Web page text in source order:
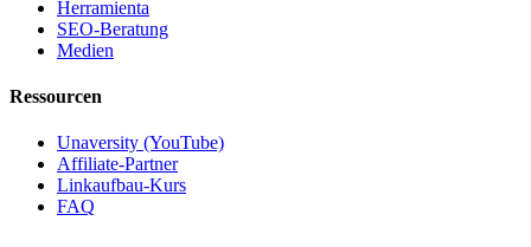
Herramienta
SEO-Beratung
Medien
Ressourcen
Unaversity (YouTube)
Affiliate-Partner
Linkaufbau-Kurs
FAQ